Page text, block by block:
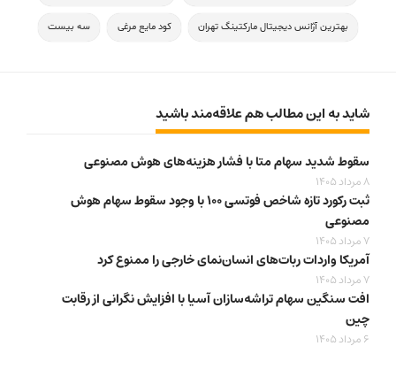
بهترین آژانس دیجیتال مارکتینگ تهران کود مایع مرغی سه بیست
شاید به این مطالب هم علاقه‌مند باشید
سقوط شدید سهام متا با فشار هزینه‌های هوش مصنوعی
8 مرداد 1405
ثبت رکورد تازه شاخص فوتسی ۱۰۰ با وجود سقوط سهام هوش
مصنوعی
7 مرداد 1405
آمریکا واردات ربات‌های انسان‌نمای خارجی را ممنوع کرد
7 مرداد 1405
افت سنگین سهام تراشه‌سازان آسیا با افزایش نگرانی از رقابت
چین
6 مرداد 1405